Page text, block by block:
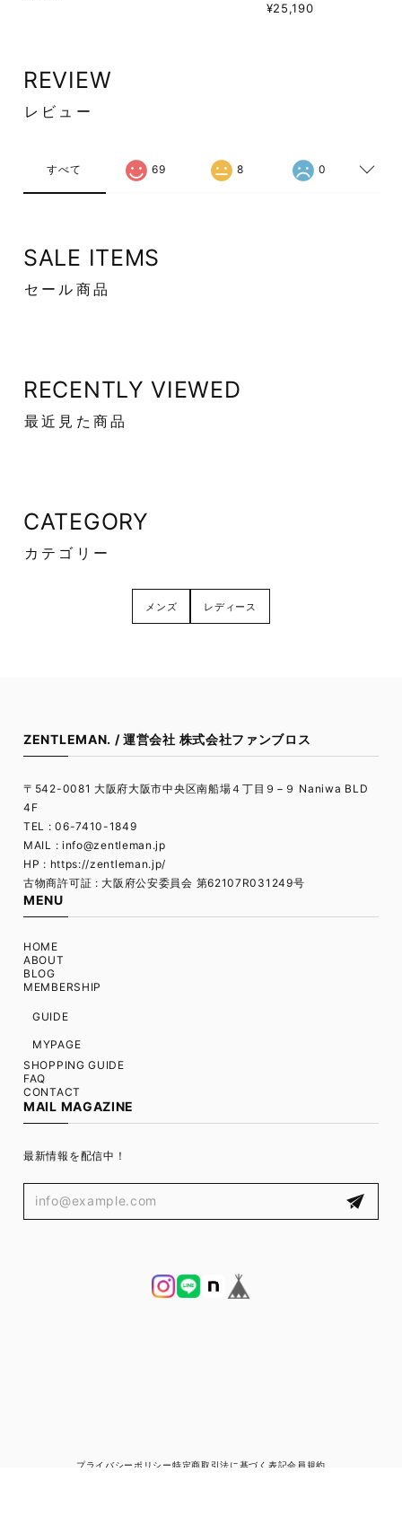
¥25,190
REVIEW
レビュー
すべて 69 8 0
SALE ITEMS
セール商品
RECENTLY VIEWED
最近見た商品
CATEGORY
カテゴリー
メンズ レディース
ZENTLEMAN. / 運営会社 株式会社ファンブロス
〒542-0081 大阪府大阪市中央区南船場４丁目９−９ Naniwa BLD
4F
TEL : 06-7410-1849
MAIL : info@zentleman.jp
HP : https://zentleman.jp/
古物商許可証 : 大阪府公安委員会 第62107R031249号
MENU
HOME
ABOUT
BLOG
MEMBERSHIP
GUIDE
MYPAGE
SHOPPING GUIDE
FAQ
CONTACT
MAIL MAGAZINE
最新情報を配信中！
プライバシーポリシー特定商取引法に基づく表記会員規約